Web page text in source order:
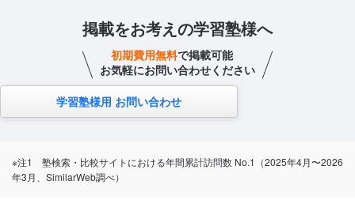
掲載をお考えの学習塾様へ
初期費用無料で掲載可能
お気軽にお問い合わせください
学習塾様用 お問い合わせ
※注1 塾検索・比較サイトにおける年間累計訪問数 No.1（2025年4月〜2026
年3月、SimilarWeb調べ）